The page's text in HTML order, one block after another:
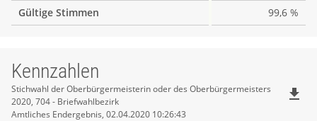
Gültige Stimmen
99,6 %
Kennzahlen
Kennzahlen
Stichwahl der Oberbürgermeisterin oder des Oberbürgermeisters
2020, 704 - Briefwahlbezirk
Amtliches Endergebnis, 02.04.2020 10:26:43
file_download